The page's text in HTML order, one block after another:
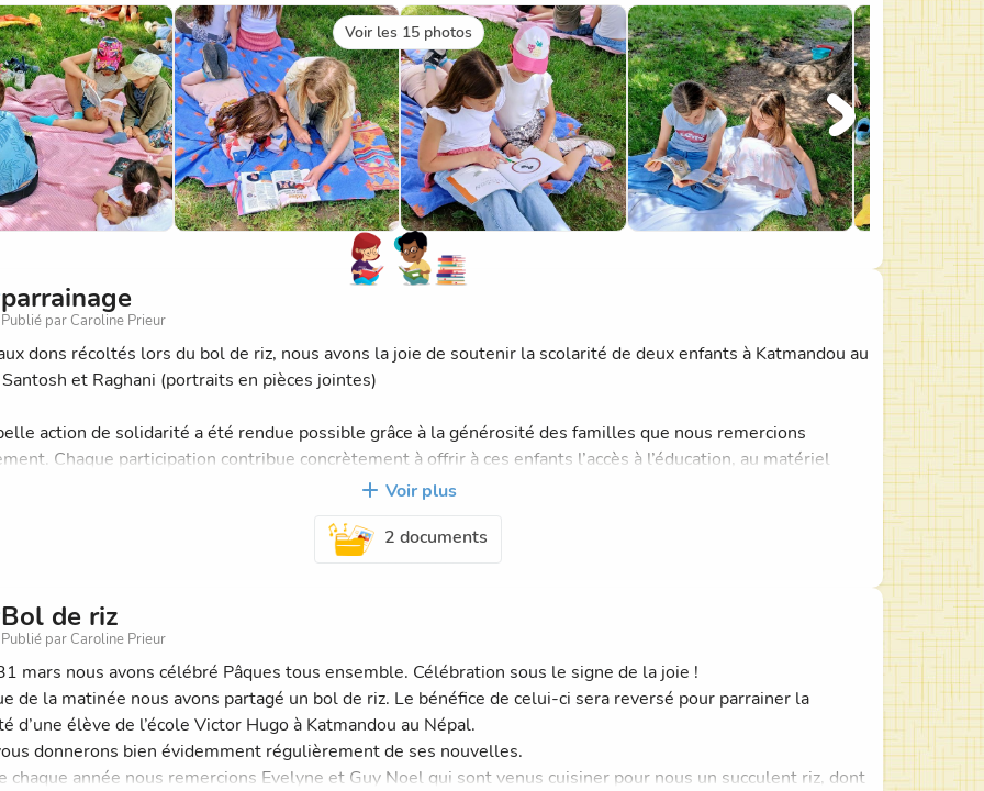
Voir les 15 photos
parrainage
Publié par Caroline Prieur
dons récoltés lors du bol de riz, nous avons la joie de soutenir la scolarité de deux enfants à Katmandou au
et Raghani (portraits en pièces jointes)
action de solidarité a été rendue possible grâce à la générosité des familles que nous remercions
Chaque participation contribue concrètement à offrir à ces enfants l’accès à l’éducation, au matériel
et à de meilleures conditions d’apprentissage.
très heureux de pouvoir créer un lien avec eux et leurs classes. Au fil de l’année qui se termine et
la rentrée prochaine, nous échangerons régulièrement avec eux afin de découvrir leur quotidien, leur école
manquerons pas de partager régulièrement de leurs nouvelles avec toutes les familles afin que chacun
cette belle aventure humaine et solidaire.
un grand merci à tous pour votre soutien et votre engagement.
Voir plus
2 documents
Bol de riz
Publié par Caroline Prieur
mars nous avons célébré Pâques tous ensemble. Célébration sous le signe de la joie !
de la matinée nous avons partagé un bol de riz. Le bénéfice de celui-ci sera reversé pour parrainer la
d’une élève de l’école Victor Hugo à Katmandou au Népal.
donnerons bien évidemment régulièrement de ses nouvelles.
chaque année nous remercions Evelyne et Guy Noel qui sont venus cuisiner pour nous un succulent riz, dont